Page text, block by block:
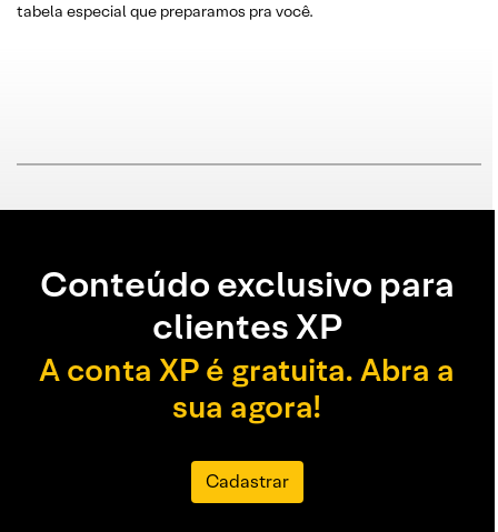
tabela especial que preparamos pra você.
Conteúdo exclusivo para
clientes XP
A conta XP é gratuita. Abra a
sua agora!
Cadastrar